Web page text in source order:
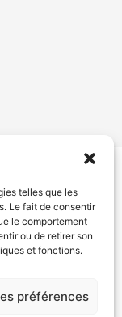
telles que les
Le fait de consentir
le comportement
ou de retirer son
et fonctions.
préférences